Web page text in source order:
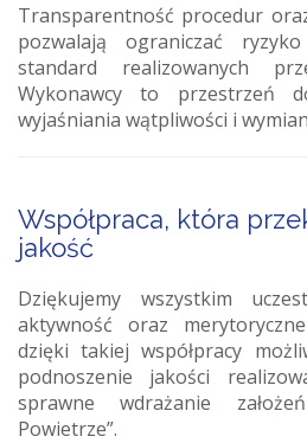
Transparentność procedur
pozwalają ograniczać
standard realizowanych
Wykonawcy to przestrzeń
wyjaśniania wątpliwości i
Współpraca, która
jakość
Dziękujemy wszystkim
aktywność oraz
dzięki takiej współpracy
podnoszenie jakości
sprawne wdrażanie
Powietrze”.